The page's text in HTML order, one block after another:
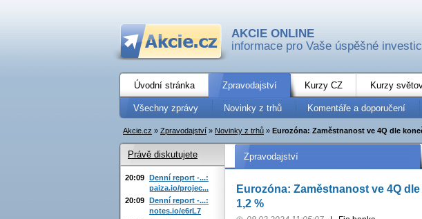
AKCIE ONLINE
informace pro Vaše úspěšné
Úvodní stránka Zpravodajství Kurzy CZ Kurzy
Všechny zprávy Novinky z trhů Komentáře a doporučení
Akcie.cz » Zpravodajství » Novinky z trhů » Eurozóna: Zaměstnanost ve 4Q dle
Zpravodajství
Eurozóna: Zaměstnanost ve 4Q
1,2 %
Právě diskutujete
20:09 Denní report -...:
paiza.io/projec...
20:09 Denní report -...:
notes.io/e6rL7